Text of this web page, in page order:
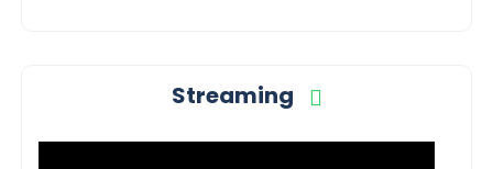
Streaming